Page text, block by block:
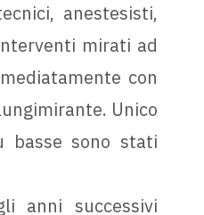
anestesisti,
mirati ad
con
Unico
basse sono stati
anni successivi